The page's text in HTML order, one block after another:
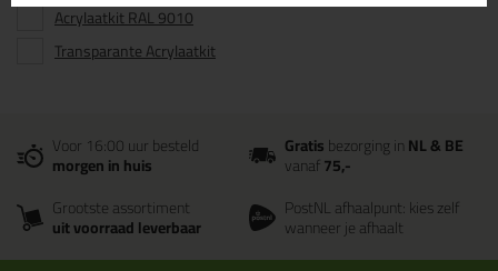
Acrylaatkit RAL 9010
Transparante Acrylaatkit
Voor 16:00 uur besteld
morgen in huis
Gratisbezorging inNL & BE
vanaf75,-
Grootste assortiment
uit voorraad leverbaar
PostNL afhaalpunt: kies zelf
wanneer je afhaalt